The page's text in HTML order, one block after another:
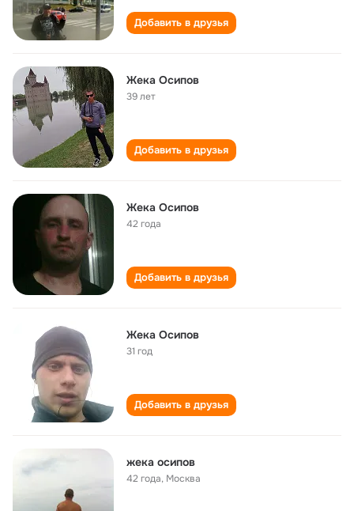
Добавить в друзья
Жека Осипов
39 лет
Добавить в друзья
Жека Осипов
42 года
Добавить в друзья
Жека Осипов
31 год
Добавить в друзья
жека осипов
42 года, Москва